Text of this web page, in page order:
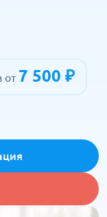
от 7 500 ₽